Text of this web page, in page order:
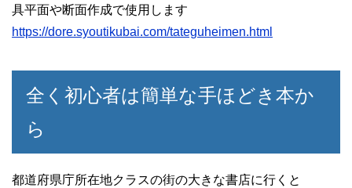
具平面や断面作成で使用します
https://dore.syoutikubai.com/tateguheimen.html
全く初心者は簡単な手ほどき本か
ら
都道府県庁所在地クラスの街の大きな書店に行くと